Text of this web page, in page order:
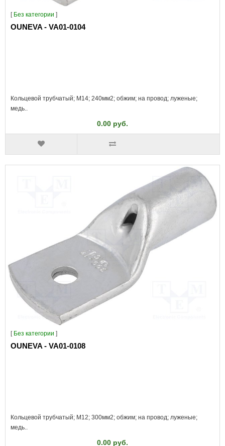
[ Без категории ]
OUNEVA - VA01-0104
Кольцевой трубчатый; M14; 240мм2; обжим; на провод; луженые;
медь..
0.00 руб.
[ Без категории ]
OUNEVA - VA01-0108
Кольцевой трубчатый; M12; 300мм2; обжим; на провод; луженые;
медь..
0.00 руб.